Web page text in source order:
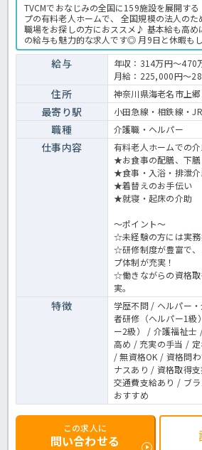
TVCMでおなじみの全国に159施設を展開す
プの有料老人ホームで、 全国規模の法人のた
職場をお探しの方におススメ♪ 基本給も高め
の給与も魅力的な求人です◎ 月9日と休暇も
200円で利用可能な社内食もうれしいポイン
介護までお問い合わせくださいね。 有料老人
です。 ＜介護職 正職員 有料老人ホームの
給与
年収：314万円～470
月給：225,000円～
住所 神奈川県海老名市上
最寄り駅 小田急線・相鉄線・
職種 介護職・ヘルパー
仕事内容
有料老人ホームでの
★お食事の配膳、下膳
★食事・入浴・排泄
★着替えのお手伝い
★就寝・起床の介助
～ポイント～
☆未経験の方には実
☆研修制度が豊富で
プ体制が充実！
☆働きながらの資格
実。
特徴
学歴不問 / ヘルパー
者研修（ヘルパー1級
ー2級） / 介護福祉士
高め / 充実の手当 /
/ 無資格OK / 資格問
ナスあり / 資格取得
交通費支給あり / ブ
おすすめ
この求人に
問い合わせる